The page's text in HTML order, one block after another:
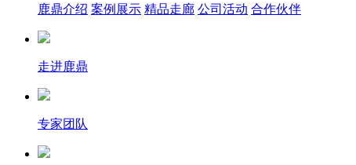
鹿鼎介绍 案例展示 精品走廊 公司活动 合作伙伴
走进鹿鼎
专家团队